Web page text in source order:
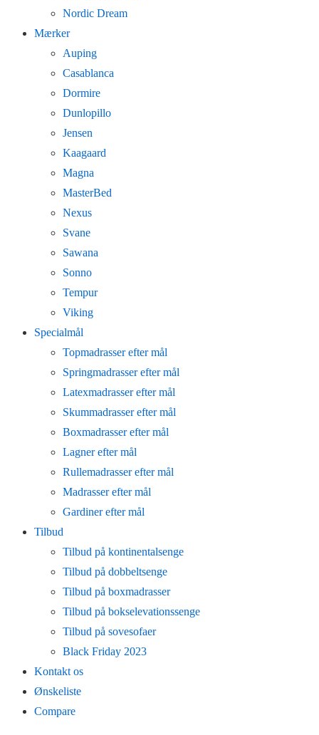
Nordic Dream
Mærker
Auping
Casablanca
Dormire
Dunlopillo
Jensen
Kaagaard
Magna
MasterBed
Nexus
Svane
Sawana
Sonno
Tempur
Viking
Specialmål
Topmadrasser efter mål
Springmadrasser efter mål
Latexmadrasser efter mål
Skummadrasser efter mål
Boxmadrasser efter mål
Lagner efter mål
Rullemadrasser efter mål
Madrasser efter mål
Gardiner efter mål
Tilbud
Tilbud på kontinentalsenge
Tilbud på dobbeltsenge
Tilbud på boxmadrasser
Tilbud på bokselevationssenge
Tilbud på sovesofaer
Black Friday 2023
Kontakt os
Ønskeliste
Compare